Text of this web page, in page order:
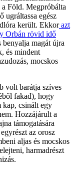
Föld. Megpróbálta
ugráltassa egész
került. Ekkorazt
Orbán rövid idő
benyalja magát újra
és mindent
mocskos
volt barátja szíves
fakad), hogy
kap, csinált egy
Hozzájárult a
támogatására
az orosz
aljas és mocskos
harmadrészt